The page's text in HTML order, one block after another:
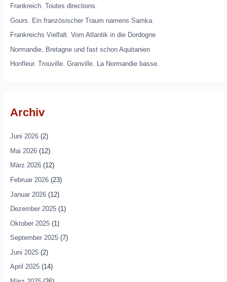
Frankreich. Toutes directions.
Gours. Ein französischer Traum namens Samka.
Frankreichs Vielfalt. Vom Atlantik in die Dordogne
Normandie, Bretagne und fast schon Aquitanien
Honfleur. Trouville. Granville. La Normandie basse.
Archiv
Juni 2026(2)
Mai 2026(12)
März 2026(12)
Februar 2026(23)
Januar 2026(12)
Dezember 2025(1)
Oktober 2025(1)
September 2025(7)
Juni 2025(2)
April 2025(14)